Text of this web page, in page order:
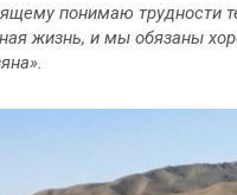
понимаю трудности
жизнь, и мы обязаны